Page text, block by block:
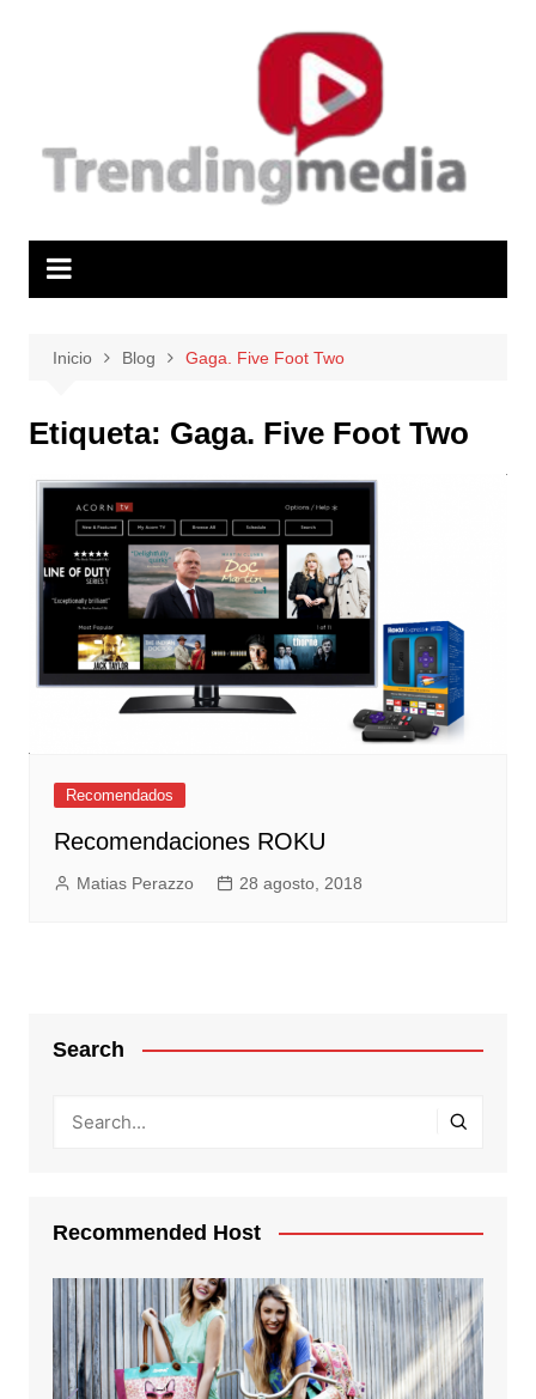
Inicio Blog Gaga. Five Foot Two
Etiqueta: Gaga. Five Foot Two
Recomendados
Recomendaciones ROKU
Matias Perazzo 28 agosto, 2018
Search
Recommended Host